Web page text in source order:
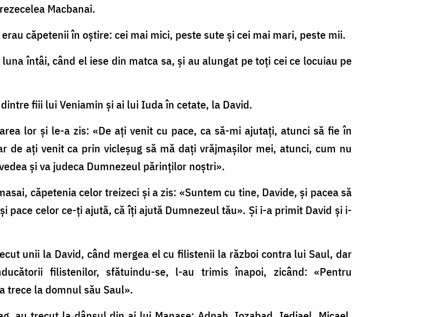
Macbanai.
căpetenii în oştire: cei mai mici, peste sute şi cei mai mari, peste mii.
întâi, când el iese din matca sa, şi au alungat pe toţi cei ce locuiau pe
fiii lui Veniamin şi ai lui Iuda în cetate, la David.
lor şi le-a zis: «De aţi venit cu pace, ca să-mi ajutaţi, atunci să fie în
de aţi venit ca prin vicleşug să mă daţi vrăjmaşilor mei, atunci, cum nu
şi va judeca Dumnezeul părinţilor noştri».
căpetenia celor treizeci şi a zis: «Suntem cu tine, Davide, şi pacea să
pace celor ce-ţi ajută, că îţi ajută Dumnezeul tău». Şi i-a primit David şi i-
unii la David, când mergea el cu filistenii la război contra lui Saul, dar
filistenilor, sfătuindu-se, l-au trimis înapoi, zicând: «Pentru
trece la domnul său Saul».